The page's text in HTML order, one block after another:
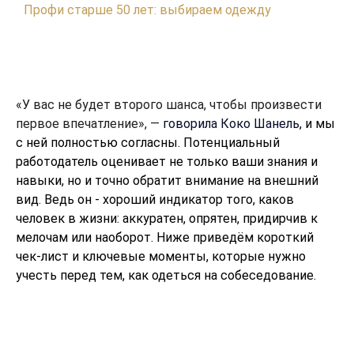
Профи старше 50 лет: выбираем одежду
«У вас не будет второго шанса, чтобы произвести
первое впечатление», — говорила Коко Шанель, и мы
с ней полностью согласны. Потенциальный
работодатель оценивает не только ваши знания и
навыки, но и точно обратит внимание на внешний
вид. Ведь он - хороший индикатор того, каков
человек в жизни: аккуратен, опрятен, придирчив к
мелочам или наоборот. Ниже приведём короткий
чек-лист и ключевые моменты, которые нужно
учесть перед тем, как одеться на собеседование.